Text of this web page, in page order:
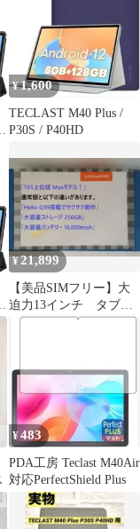
¥1,600
TECLAST M40 Plus /
P30S / P40HD
¥21,899
【美品SIMフリー】大
迫力13インチ タブレ
ット TECLAST T65
¥483
PDA工房 Teclast M40Air
対応PerfectShield Plus